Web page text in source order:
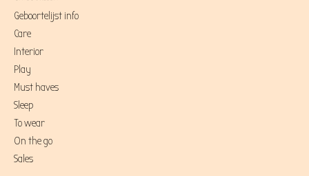
Geboortelijst info
Care
Interior
Play
Must haves
Sleep
To wear
On the go
Sales